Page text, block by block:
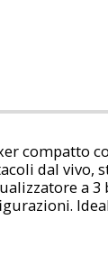
compatto
dal vivo,
a